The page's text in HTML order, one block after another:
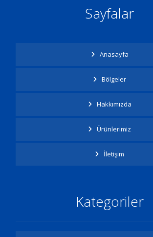
Sayfalar
Anasayfa
Bölgeler
Hakkımızda
Ürünlerimiz
İletişim
Kategoriler